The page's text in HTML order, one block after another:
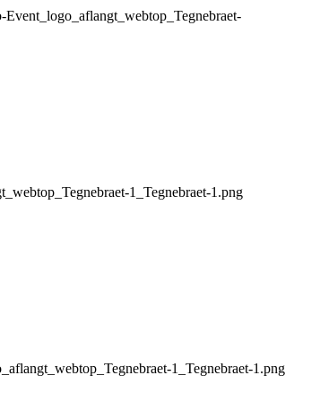
1_Tegnebraet-1.png
1_Tegnebraet-1.png